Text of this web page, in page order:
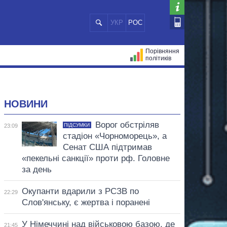
УКР РОС
Порівняння
політиків
НОВИНИ
23:09 ПІДСУМКИ
Ворог обстріляв
стадіон «Чорноморець», а
Сенат США підтримав
«пекельні санкції» проти рф. Головне
за день
22:29
Окупанти вдарили з РСЗВ по
Слов'янську, є жертва і поранені
21:45
У Німеччині над військовою базою, де